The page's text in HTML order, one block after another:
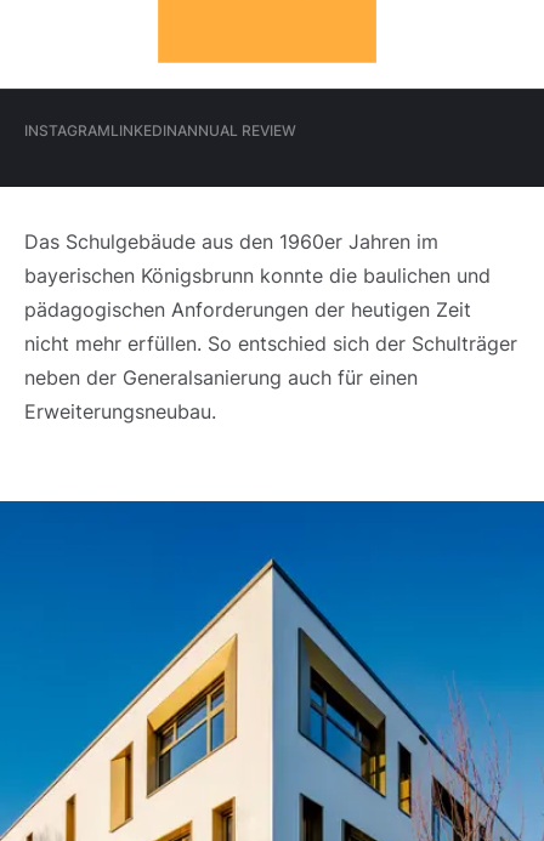
Hauptmenü
INSTAGRAM
INSTAGRAM
LINKEDIN
LINKEDIN
ANNUAL REVIEW
ANNUAL REVIEW
Das Schulgebäude aus den 1960er Jahren im
bayerischen Königsbrunn konnte die baulichen und
pädagogischen Anforderungen der heutigen Zeit
nicht mehr erfüllen. So entschied sich der Schulträger
neben der Generalsanierung auch für einen
Erweiterungsneubau.